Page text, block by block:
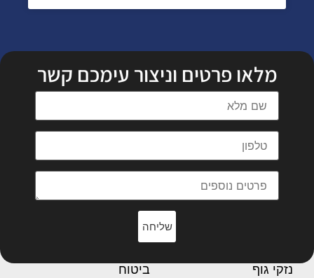
מלאו פרטים וניצור עימכם קשר
שליחה
נזקי גוף ביטוח